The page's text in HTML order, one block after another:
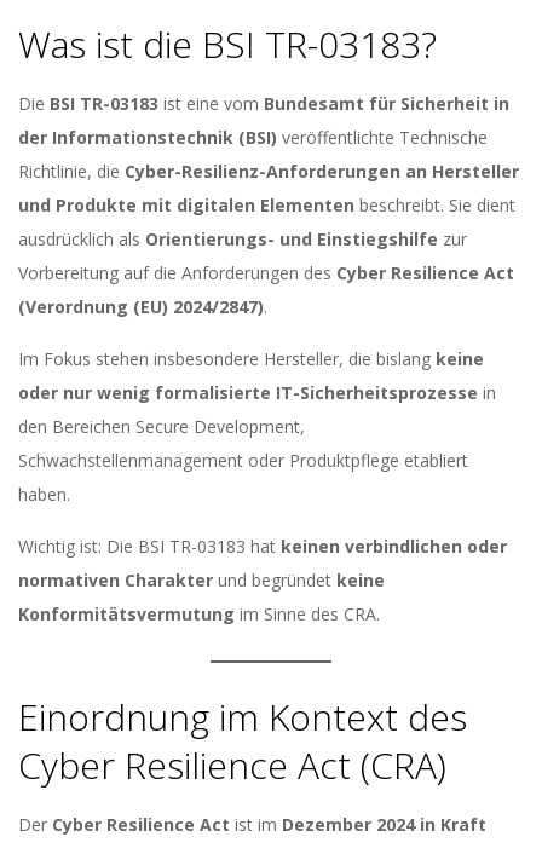
Was ist die BSI TR-03183?
Die BSI TR-03183 ist eine vom Bundesamt für Sicherheit in
der Informationstechnik (BSI) veröffentlichte Technische
Richtlinie, die Cyber-Resilienz-Anforderungen an Hersteller
und Produkte mit digitalen Elementen beschreibt. Sie dient
ausdrücklich als Orientierungs- und Einstiegshilfe zur
Vorbereitung auf die Anforderungen des Cyber Resilience Act
(Verordnung (EU) 2024/2847).
Im Fokus stehen insbesondere Hersteller, die bislang keine
oder nur wenig formalisierte IT-Sicherheitsprozesse in
den Bereichen Secure Development,
Schwachstellenmanagement oder Produktpflege etabliert
haben.
Wichtig ist: Die BSI TR-03183 hat keinen verbindlichen oder
normativen Charakter und begründet keine
Konformitätsvermutung im Sinne des CRA.
Einordnung im Kontext des
Cyber Resilience Act (CRA)
Der Cyber Resilience Act ist im Dezember 2024 in Kraft